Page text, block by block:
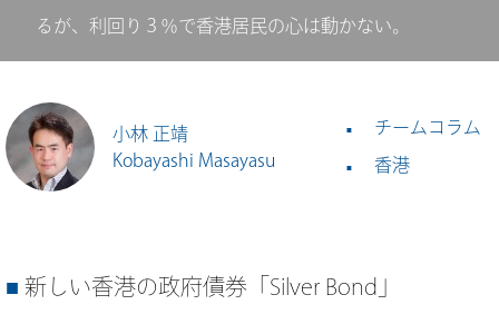
るが、利回り３％で香港居民の心は動かない。
小林 正靖
Kobayashi Masayasu
チームコラム
香港
新しい香港の政府債券「Silver Bond」